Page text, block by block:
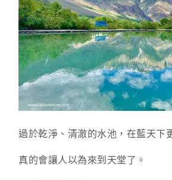
過於乾淨、清澈的水池，在藍天下
真的會讓人以為來到天堂了。